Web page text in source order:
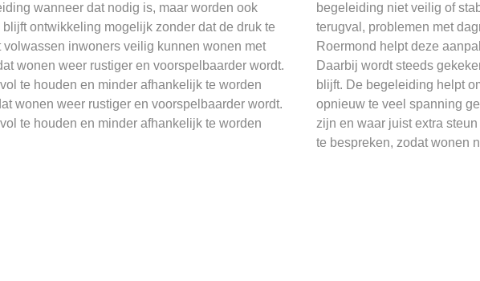
wanneer dat nodig is, maar worden ook
ontwikkeling mogelijk zonder dat de druk te
inwoners veilig kunnen wonen met
wonen weer rustiger en voorspelbaarder wordt.
te houden en minder afhankelijk te worden
wonen weer rustiger en voorspelbaarder wordt.
te houden en minder afhankelijk te worden
begeleiding niet veilig of
terugval, problemen met
Roermond helpt deze
Daarbij wordt steeds
blijft. De begeleiding helpt
opnieuw te veel spanning
zijn en waar juist extra
te bespreken, zodat wonen